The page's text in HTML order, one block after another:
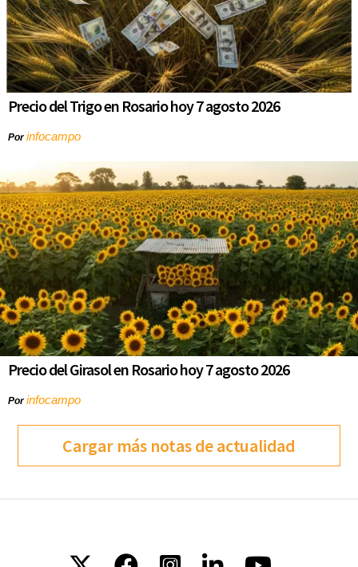
Precio del Trigo en Rosario hoy 7 agosto 2026
Porinfocampo
Precio del Girasol en Rosario hoy 7 agosto 2026
Porinfocampo
Cargar más notas de actualidad